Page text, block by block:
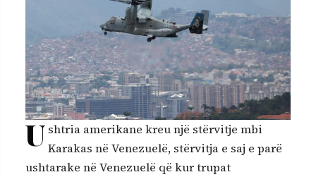
U shtria amerikane kreu një stërvitje mbi
Karakas në Venezuelë, stërvitja e saj e parë
ushtarake në Venezuelë që kur trupat